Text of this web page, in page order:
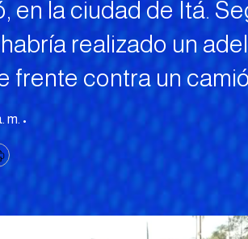
en la ciudad de Itá.
realizado un
frente contra un
m. •